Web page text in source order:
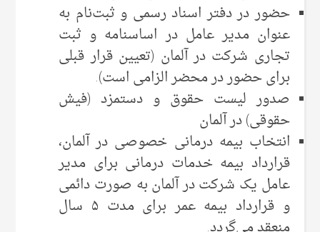
حضور در دفتر اسناد رسمی و ثبت‌نام به
عنوان مدیر عامل در اساسنامه و ثبت
تجاری شرکت در آلمان (تعیین قرار قبلی
برای حضور در محضر الزامی است).
صدور لیست حقوق و دستمزد (فیش
حقوقی) در آلمان
انتخاب بیمه درمانی خصوصی در آلمان،
قرارداد بیمه خدمات درمانی برای مدیر
عامل یک شرکت در آلمان به صورت دائمی
و قرارداد بیمه عمر برای مدت ۵ سال